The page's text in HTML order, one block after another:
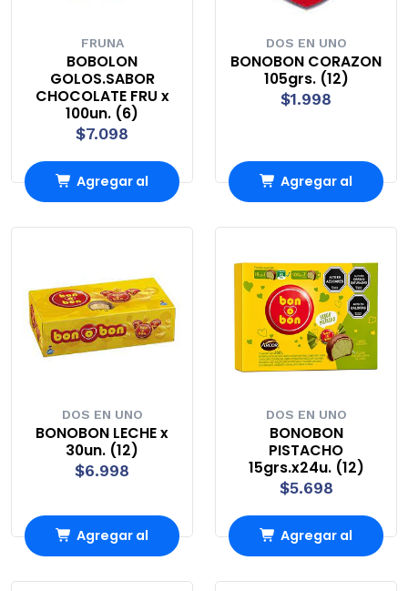
FRUNA
BOBOLON
GOLOS.SABOR
CHOCOLATE FRU x
100un. (6)
$7.098
Agregar al
DOS EN UNO
BONOBON CORAZON
105grs. (12)
$1.998
Agregar al
DOS EN UNO
BONOBON LECHE x
30un. (12)
$6.998
Agregar al
DOS EN UNO
BONOBON
PISTACHO
15grs.x24u. (12)
$5.698
Agregar al